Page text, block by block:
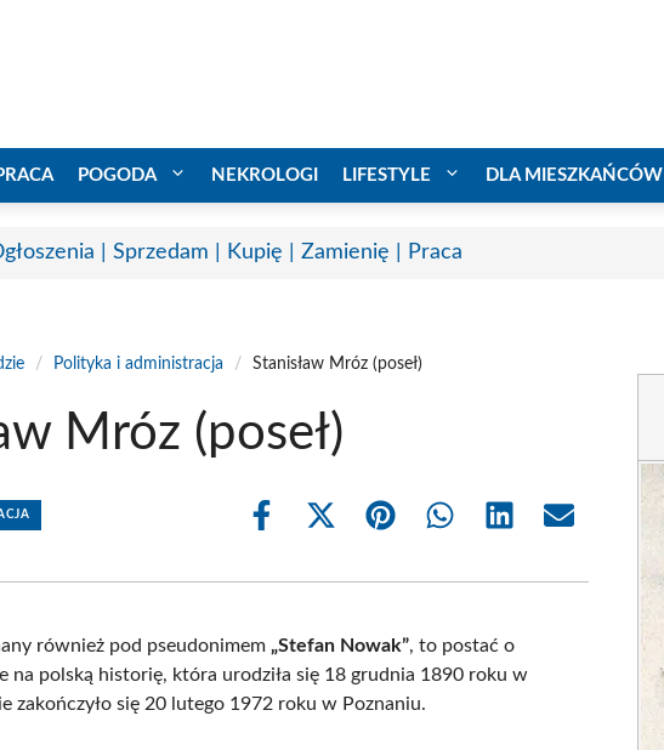
POGODA NEKROLOGI LIFESTYLE DLA MIESZKAŃCÓW
| Sprzedam | Kupię | Zamienię | Praca
/ Polityka i administracja / Stanisław Mróz (poseł)
Mróz (poseł)
Share
Share
(Twitter)
Share Share Share Share
również pod pseudonimem„Stefan Nowak”, to postać o
na polską historię, która urodziła się 18 grudnia 1890 roku w
zakończyło się 20 lutego 1972 roku w Poznaniu.